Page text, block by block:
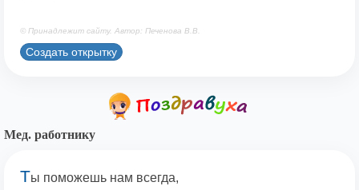
© Принадлежит сайту. Автор: Печенова В.В.
Создать открытку
Мед. работнику
Ты поможешь нам всегда,